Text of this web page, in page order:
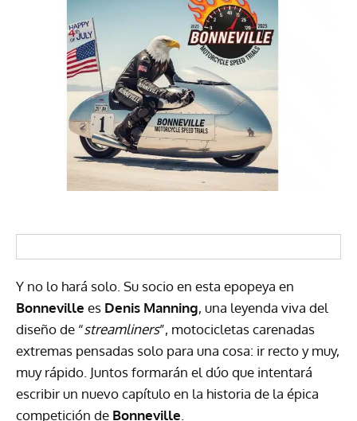
Y no lo hará solo. Su socio en esta epopeya en
Bonneville es Denis Manning, una leyenda viva del
diseño de “streamliners”, motocicletas carenadas
extremas pensadas solo para una cosa: ir recto y muy,
muy rápido. Juntos formarán el dúo que intentará
escribir un nuevo capítulo en la historia de la épica
competición de Bonneville.